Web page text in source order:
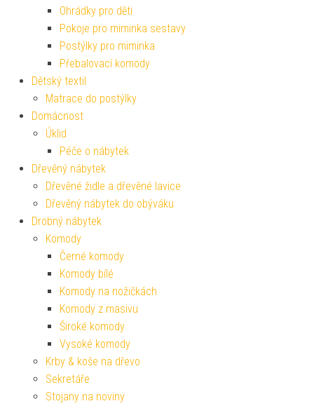
Ohrádky pro děti
Pokoje pro miminka sestavy
Postýlky pro miminka
Přebalovací komody
Dětský textil
Matrace do postýlky
Domácnost
Úklid
Péče o nábytek
Dřevěný nábytek
Dřevěné židle a dřevěné lavice
Dřevěný nábytek do obýváku
Drobný nábytek
Komody
Černé komody
Komody bílé
Komody na nožičkách
Komody z masivu
Široké komody
Vysoké komody
Krby & koše na dřevo
Sekretáře
Stojany na noviny